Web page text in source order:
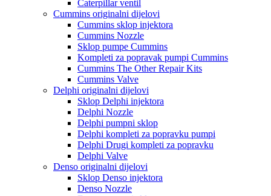
Caterpillar ventil
Cummins originalni dijelovi
Cummins sklop injektora
Cummins Nozzle
Sklop pumpe Cummins
Kompleti za popravak pumpi Cummins
Cummins The Other Repair Kits
Cummins Valve
Delphi originalni dijelovi
Sklop Delphi injektora
Delphi Nozzle
Delphi pumpni sklop
Delphi kompleti za popravku pumpi
Delphi Drugi kompleti za popravku
Delphi Valve
Denso originalni dijelovi
Sklop Denso injektora
Denso Nozzle